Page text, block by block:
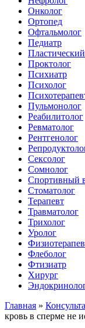
Онколог
Ортопед
Офтальмолог
Педиатр
Проктолог
Психиатр
Психолог
Пульмонолог
Реабилитолог
Ревматолог
Рентгенолог
Сексолог
Сомнолог
Спортивный
Стоматолог
Терапевт
Травматолог
Трихолог
Уролог
Флеболог
Фтизиатр
Хирург
Главная »
кровь в сперме не